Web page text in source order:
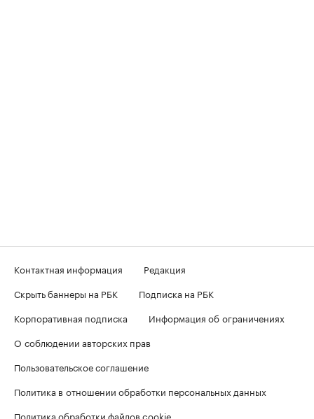
Контактная информация
Редакция
Скрыть баннеры на РБК
Подписка на РБК
Корпоративная подписка
Информация об ограничениях
О соблюдении авторских прав
Пользовательское соглашение
Политика в отношении обработки персональных данных
Политика обработки файлов cookie